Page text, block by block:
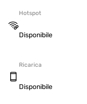
Hotspot
Disponibile
Ricarica
Disponibile